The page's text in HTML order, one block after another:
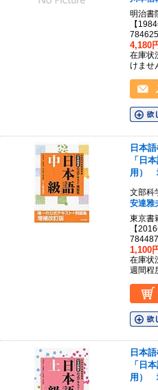
明治書
【
4,180
在庫状
けませ
日本
「日
用）
文部科
安達雅
東京書
【
1,100
在庫状
週間程
日本
「日
用）